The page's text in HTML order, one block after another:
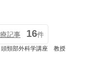
記事 16件
頸部外科学講座 教授